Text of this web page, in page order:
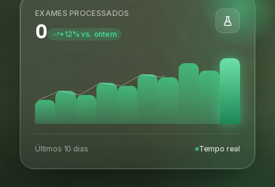
EXAMES PROCESSADOS
0 +12% vs. ontem
Últimos 10 dias Tempo real